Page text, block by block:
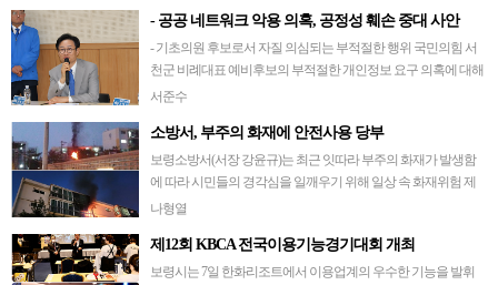
2026년 제9회 전국동시지방선거를 71일 앞둔 오늘, 저는 무거운
책임감을 안고 이 …
- 공공 네트워크 악용 의혹, 공정성 훼손 중대 사안
- 기초의원 후보로서 자질 의심되는 부적절한 행위 국민의힘 서
천군 비례대표 예비후보의 부적절한 개인정보 요구 의혹에 대해
강력히 규탄한다.최근 언론 보도를 통해 국민의힘 서천군 비례대
서준수
소방서, 부주의 화재에 안전사용 당부
보령소방서(서장 강윤규)는 최근 잇따라 부주의 화재가 발생함
에 따라 시민들의 경각심을 일깨우기 위해 일상 속 화재위험 제
품의 안전사용을 당부한다고 밝혔다.지난 8일 오후 5시 55분경 보
나형열
제12회 KBCA 전국이용기능경기대회 개최
보령시는 7일 한화리조트에서 이용업계의 우수한 기능을 발휘